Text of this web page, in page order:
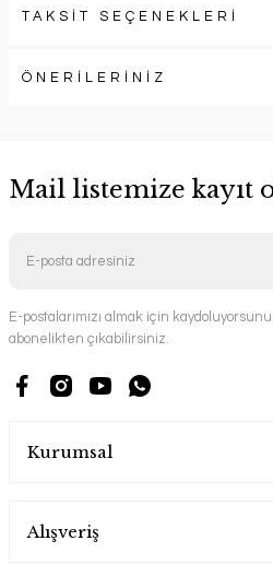
TAKSİT SEÇENEKLERİ
ÖNERİLERİNİZ
Mail listemize kayıt
E-postalarımızı almak için
abonelikten çıkabilirsiniz.
Kurumsal
Alışveriş